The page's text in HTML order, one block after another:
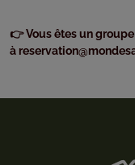
👉Vous êtes un
à